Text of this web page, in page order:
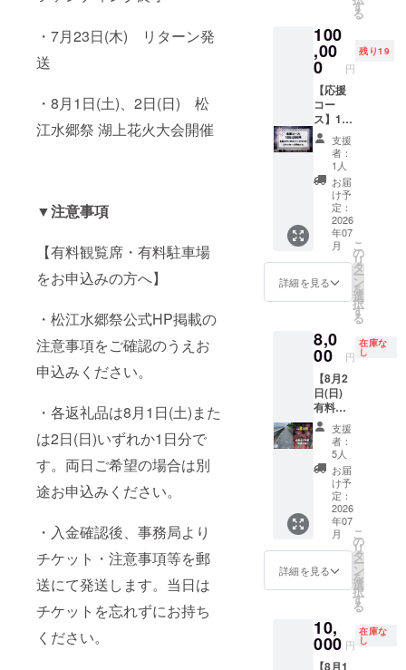
・7月23日(木) リターン発
送
・8月1日(土)、2日(日) 松
江水郷祭 湖上花火大会開催
▼注意事項
【有料観覧席・有料駐車場
をお申込みの方へ】
・松江水郷祭公式HP掲載の
注意事項をご確認のうえお
申込みください。
・各返礼品は8月1日(土)また
は2日(日)いずれか1日分で
す。両日ご希望の場合は別
途お申込みください。
・入金確認後、事務局より
チケット・注意事項等を郵
送にて発送します。当日は
チケットを忘れずにお持ち
ください。
★席の
詳細、
注意事
項は公
式HPを
ご覧く
ださ
い。
カー＆
手ぬぐ
いをお
送りい
たしま
す。 ★
島根ス
サノオ
マジッ
ク新ロ
ゴ、す
さたま
くんデ
ザイ
ン！ ★
初コラ
ボ！
2026限
定グッ
品・数
量限定
です。
★種類
はラン
ダムと
なりま
す。 ★
このリ
ターン
は1,000
円・
3,000円
のリ
ターン
と同じ
商品に
す
る
100
,00
0 円
残り19
【応援
コー
ス】10
万円 ご
支援あ
りがと
うござ
いま
す！ 御
礼とし
て、
【島根
スサノ
オマ
ジッ
テッ
カー＆
手ぬぐ
いをお
送りい
たしま
す。 ★
島根ス
サノオ
マジッ
ク新ロ
ゴ、す
さたま
くんデ
ザイ
ン！ ★
初コラ
ズ！！
非売
支援
者：
1人
お届
け予
定：
2026
年07
月
詳細を見る
こ
の
リ
タ
ー
ン
を
選
択
す
る
8,0
00 円
在庫な
し
【8月2
日(日)
有料観
覧席】
白潟カ
メラ席
（定員1
名）※ク
ラファ
ン限定
ご支援
ありが
とうご
ざいま
す！ 御
月2日
(日) 有
料観覧
支援
者：
5人
お届
け予
定：
2026
年07
月
詳細を見る
こ
の
リ
タ
ー
ン
を
選
択
す
る
10,
000 円
在庫な
し